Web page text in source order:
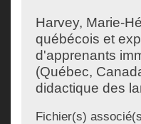
Harvey, Marie-
québécois et
d'apprenants
(Québec,
didactique des
Fichier(s)